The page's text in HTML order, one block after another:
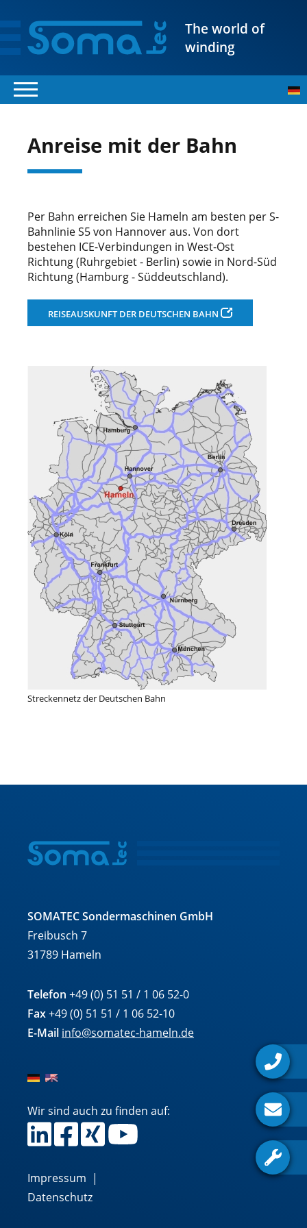
Anreise mit der Bahn
Per Bahn erreichen Sie Hameln am besten per S-
Bahnlinie S5 von Hannover aus. Von dort
bestehen ICE-Verbindungen in West-Ost
Richtung (Ruhrgebiet - Berlin) sowie in Nord-Süd
Richtung (Hamburg - Süddeutschland).
REISEAUSKUNFT DER DEUTSCHEN BAHN
Streckennetz der Deutschen Bahn
The world of
winding
Impressum |
Datenschutz
SOMATEC Sondermaschinen GmbH
Freibusch 7
31789 Hameln
Telefon +49 (0) 51 51 / 1 06 52-0
Fax+49 (0) 51 51 / 1 06 52-10
E-Mail info@somatec-hameln.de
Wir sind auch zu finden auf: